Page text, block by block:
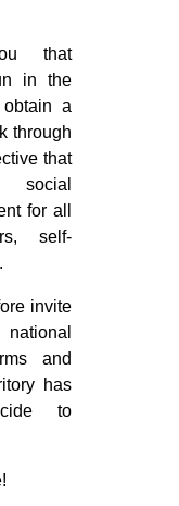
that
in the
a
through
that
social
for all
self-
invite
and
has
to